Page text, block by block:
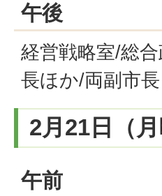
午後
経営戦略室/総
長ほか/両副市長
2月21日（月
午前